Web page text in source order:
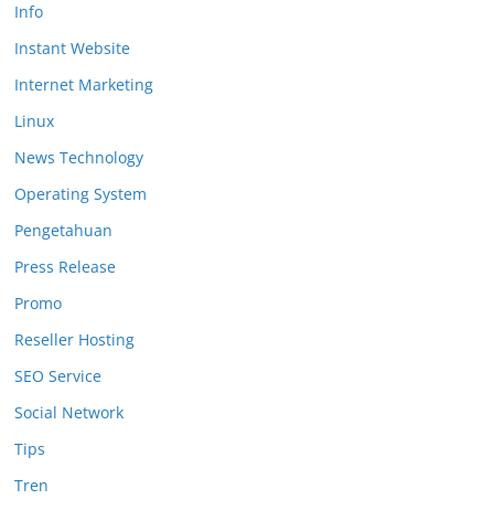
Info
Instant Website
Internet Marketing
Linux
News Technology
Operating System
Pengetahuan
Press Release
Promo
Reseller Hosting
SEO Service
Social Network
Tips
Tren